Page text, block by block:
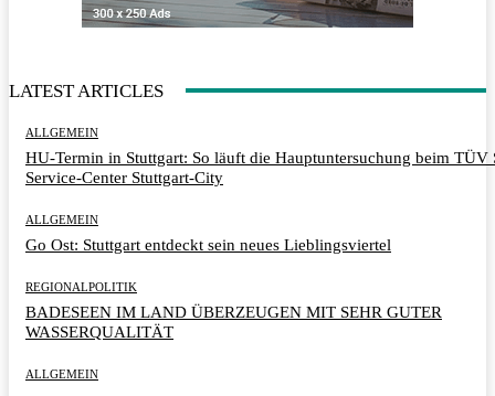
LATEST ARTICLES
ALLGEMEIN
HU-Termin in Stuttgart: So läuft die Hauptuntersuchung beim TÜV
Service-Center Stuttgart-City
ALLGEMEIN
Go Ost: Stuttgart entdeckt sein neues Lieblingsviertel
REGIONALPOLITIK
BADESEEN IM LAND ÜBERZEUGEN MIT SEHR GUTER
WASSERQUALITÄT
ALLGEMEIN